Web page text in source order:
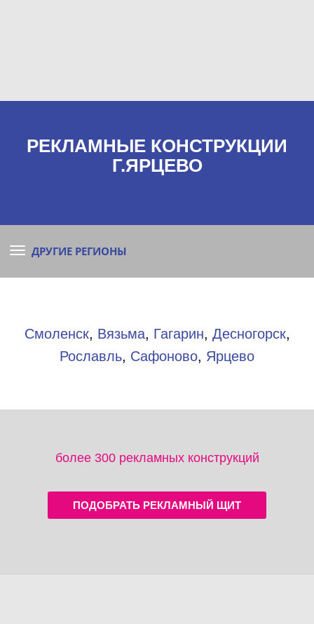
РЕКЛАМНЫЕ КОНСТРУКЦИИ
Г.ЯРЦЕВО
ДРУГИЕ РЕГИОНЫ
Смоленск, Вязьма, Гагарин, Десногорск,
Рославль, Сафоново, Ярцево
более 300 рекламных конструкций
ПОДОБРАТЬ РЕКЛАМНЫЙ ЩИТ